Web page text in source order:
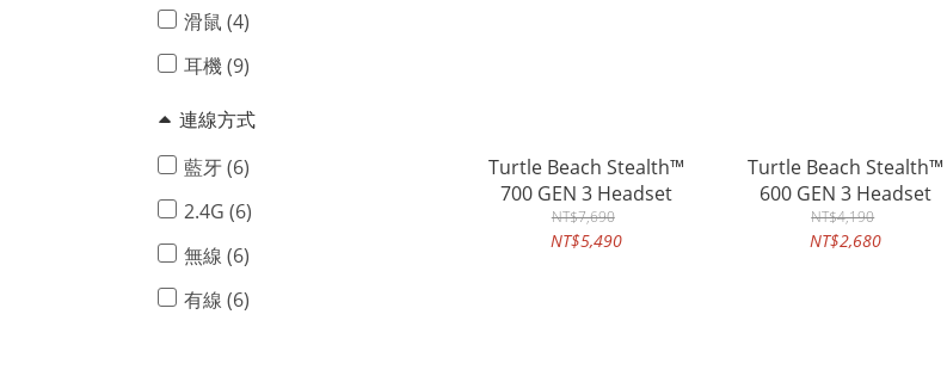
滑鼠 (4)
耳機 (9)
連線方式
藍牙 (6)
2.4G (6)
無線 (6)
有線 (6)
Turtle Beach Stealth™
700 GEN 3 Headset
NT$7,690
NT$5,490
Turtle Beach Stealth™
600 GEN 3 Headset
NT$4,190
NT$2,680